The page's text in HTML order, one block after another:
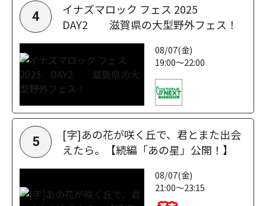
4
イナズマロック フェス 2025
DAY2 滋賀県の大型野外フェス！
08/07(金)
19:00～22:00
5
[字]あの花が咲く丘で、君とまた出会
えたら。【続編「あの星」公開！】
08/07(金)
21:00～23:15